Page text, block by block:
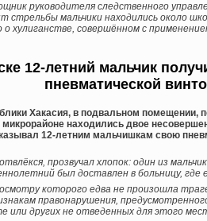
руководителя следственного
стрельбы мальчики находились около
о хулиганстве, совершённом с
12-летний мальчик
пневматической
Хакасия, в подвальном помещении,
находились двое
12-летним мальчишкам свою
прозвучал хлопок: один из
был доставлен в больницу,
которого едва не произошла
правонарушения,
или других не отведенных для этого